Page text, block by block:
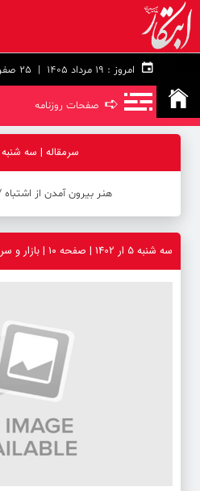
امروز : 25 صفر 1448
➪ صفحات روزنامه
سرمقاله | سه شنبه 5 ار 1402
هنر بیرون آمدن از اشتباه ‪/‬ جلال خوش‌چهره
سه شنبه 5 ار 1402 | صفحه ۱۰ | بازار و سرمایه